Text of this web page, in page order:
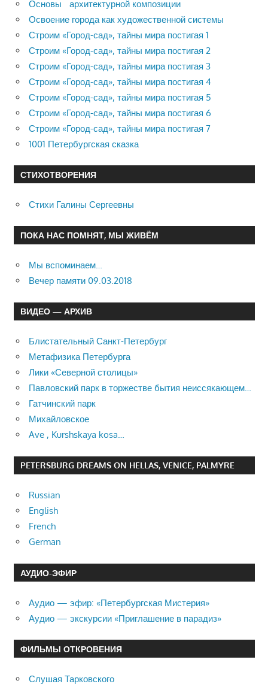
Основы архитектурной композиции
Освоение города как художественной системы
Строим «Город-сад», тайны мира постигая 1
Строим «Город-сад», тайны мира постигая 2
Строим «Город-сад», тайны мира постигая 3
Строим «Город-сад», тайны мира постигая 4
Строим «Город-сад», тайны мира постигая 5
Строим «Город-сад», тайны мира постигая 6
Строим «Город-сад», тайны мира постигая 7
1001 Петербургская сказка
СТИХОТВОРЕНИЯ
Стихи Галины Сергеевны
ПОКА НАС ПОМНЯТ, МЫ ЖИВЁМ
Мы вспоминаем…
Вечер памяти 09.03.2018
ВИДЕО — АРХИВ
Блистательный Санкт-Петербург
Метафизика Петербурга
Лики «Северной столицы»
Павловский парк в торжестве бытия неиссякающем…
Гатчинский парк
Михайловское
Ave , Kurshskaya kosa…
PETERSBURG DREAMS ON HELLAS, VENICE, PALMYRE
Russian
English
French
German
АУДИО-ЭФИР
Аудио — эфир: «Петербургская Мистерия»
Аудио — экскурсии «Приглашение в парадиз»
ФИЛЬМЫ ОТКРОВЕНИЯ
Слушая Тарковского